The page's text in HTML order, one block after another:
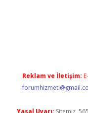
Reklam ve İletişim:
Yasal Uyarı: Sitemiz,